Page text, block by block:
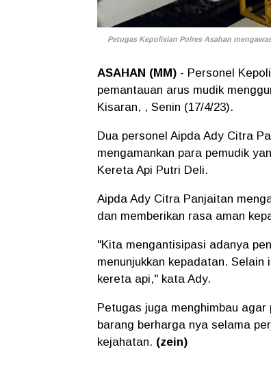
Petugas Kepolisian Polres Asahan
ASAHAN (MM) - Personel
pemantauan arus mudik
Kisaran, , Senin (17/4/23).
Dua personel Aipda Ady Citra
mengamankan para pemudik
Kereta Api Putri Deli.
Aipda Ady Citra Panjaitan
dan memberikan rasa aman
"Kita mengantisipasi adanya
menunjukkan kepadatan.
kereta api," kata Ady.
Petugas juga menghimbau
barang berharga nya selama
kejahatan. (zein)